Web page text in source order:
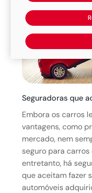
Seguradoras que
Embora os carros
vantagens, como
mercado, nem
seguro para
entretanto, há
que aceitam fazer
automóveis